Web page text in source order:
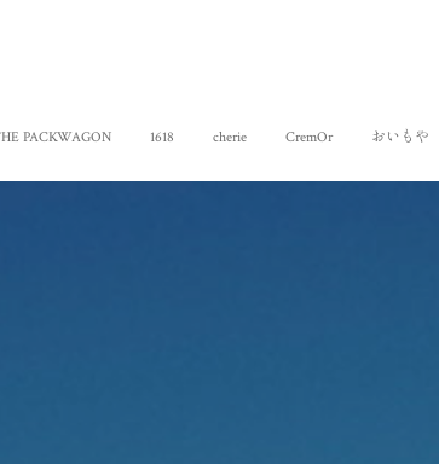
PACKWAGON 1618 cherie CremOr おいもや